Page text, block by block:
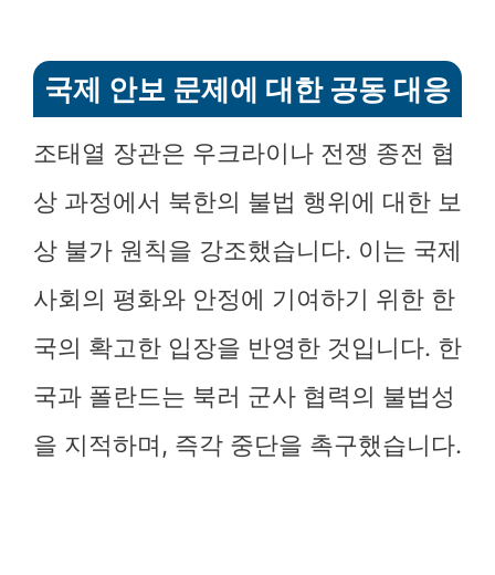
국제 안보 문제에 대한 공동 대응
조태열 장관은 우크라이나 전쟁 종전 협
상 과정에서 북한의 불법 행위에 대한 보
상 불가 원칙을 강조했습니다. 이는 국제
사회의 평화와 안정에 기여하기 위한 한
국의 확고한 입장을 반영한 것입니다. 한
국과 폴란드는 북러 군사 협력의 불법성
을 지적하며, 즉각 중단을 촉구했습니다.